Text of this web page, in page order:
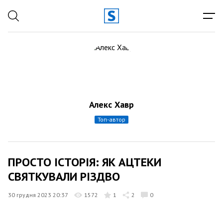
Алекс Хавр
топ-автор
ПРОСТО ІСТОРІЯ: ЯК АЦТЕКИ
СВЯТКУВАЛИ РІЗДВО
30 грудня 2023 20:37 1572 1 2 0